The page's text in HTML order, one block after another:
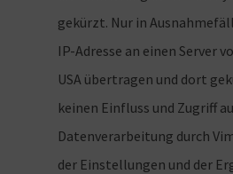
gekürzt. Nur in
IP-Adresse an einen Server
USA übertragen und dort
keinen Einfluss und Zugriff
Datenverarbeitung durch
der Einstellungen und der